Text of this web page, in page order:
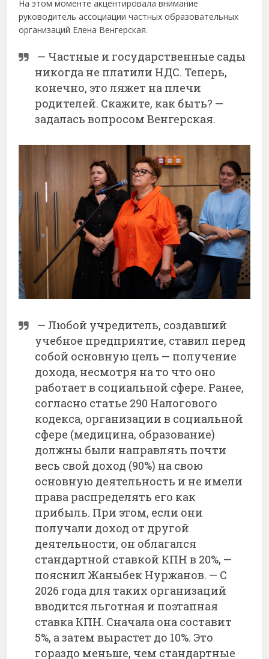
На этом моменте акцентировала внимание
руководитель ассоциации частных образовательных
организаций Елена Венгерская.
— Частные и государственные сады
никогда не платили НДС. Теперь,
конечно, это ляжет на плечи
родителей. Скажите, как быть? —
задалась вопросом Венгерская.
— Любой учредитель, создавший
учебное предприятие, ставил перед
собой основную цель — получение
дохода, несмотря на то что оно
работает в социальной сфере. Ранее,
согласно статье 290 Налогового
кодекса, организации в социальной
сфере (медицина, образование)
должны были направлять почти
весь свой доход (90%) на свою
основную деятельность и не имели
права распределять его как
прибыль. При этом, если они
получали доход от другой
деятельности, он облагался
стандартной ставкой КПН в 20%, —
пояснил Жаныбек Нуржанов. — С
2026 года для таких организаций
вводится льготная и поэтапная
ставка КПН. Сначала она составит
5%, а затем вырастет до 10%. Это
гораздо меньше, чем стандартные